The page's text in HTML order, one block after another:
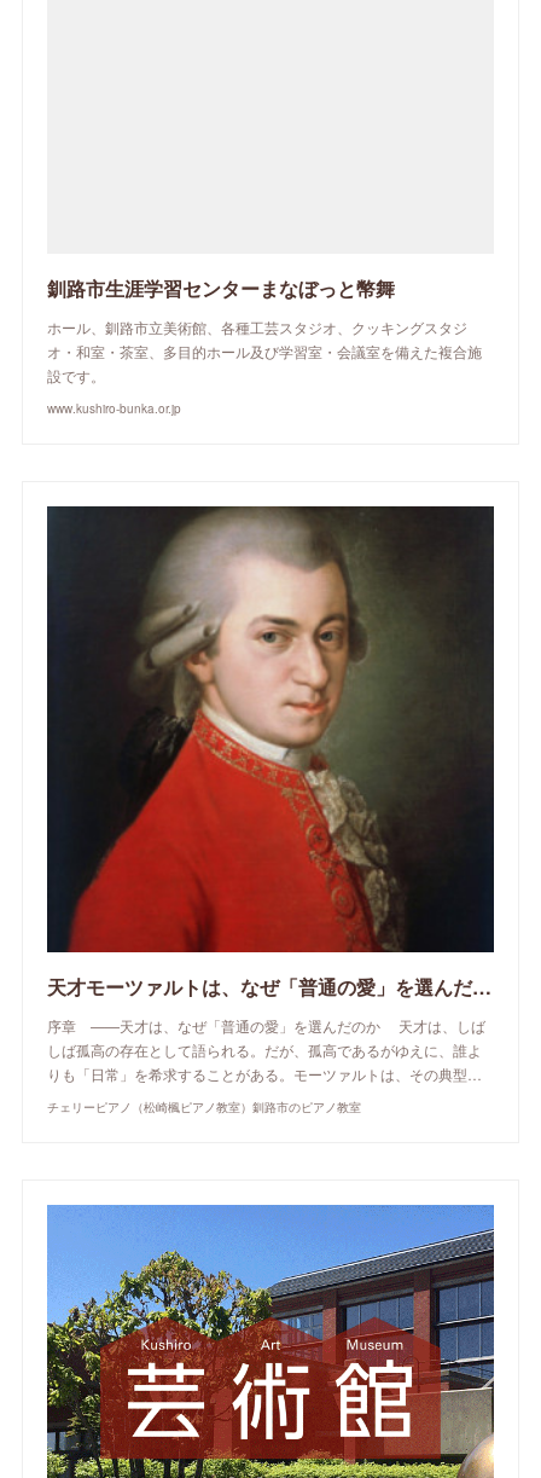
釧路市生涯学習センターまなぼっと幣舞
ホール、釧路市立美術館、各種工芸スタジオ、クッキングスタジ
オ・和室・茶室、多目的ホール及び学習室・会議室を備えた複合施
設です。
www.kushiro-bunka.or.jp
天才モーツァルトは、なぜ「普通の愛」を選んだのか
序章 ——天才は、なぜ「普通の愛」を選んだのか 天才は、しば
しば孤高の存在として語られる。だが、孤高であるがゆえに、誰よ
りも「日常」を希求することがある。モーツァルトは、その典型…
チェリーピアノ（松崎楓ピアノ教室）釧路市のピアノ教室